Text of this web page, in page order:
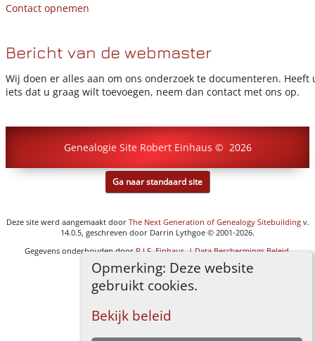
Opmerking: Deze website
gebruikt cookies.
Bekijk beleid
Contact opnemen
Bericht van de webmaster
Wij doen er alles aan om ons onderzoek te documenteren. Heeft
iets dat u graag wilt toevoegen, neem dan contact met ons op.
Genealogie Site Robert Einhaus © 2026
Ga naar standaard site
Deze site werd aangemaakt door The Next Generation of Genealogy Sitebuildingv.
14.0.5, geschreven door Darrin Lythgoe © 2001-2026.
Gegevens onderhouden doorR.J.F. Einhaus. |Data Beschermings Beleid.
R.J.F.Einhaus © 1999-2026